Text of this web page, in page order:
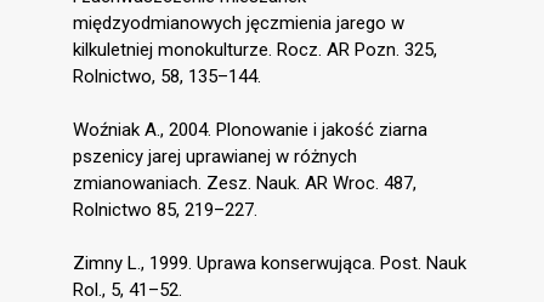
międzyodmianowych jęczmienia jarego w
kilkuletniej monokulturze. Rocz. AR Pozn. 325,
Rolnictwo, 58, 135–144.
Woźniak A., 2004. Plonowanie i jakość ziarna
pszenicy jarej uprawianej w różnych
zmianowaniach. Zesz. Nauk. AR Wroc. 487,
Rolnictwo 85, 219–227.
Zimny L., 1999. Uprawa konserwująca. Post. Nauk
Rol., 5, 41–52.